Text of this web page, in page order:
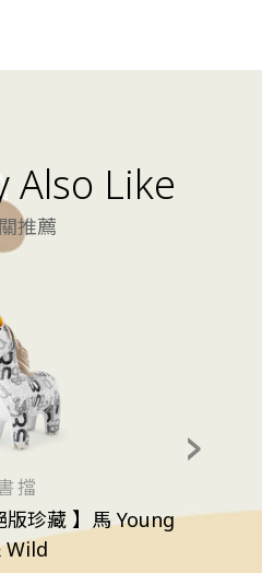
Also Like
推薦
擋
版珍藏 】馬 Young
Wild